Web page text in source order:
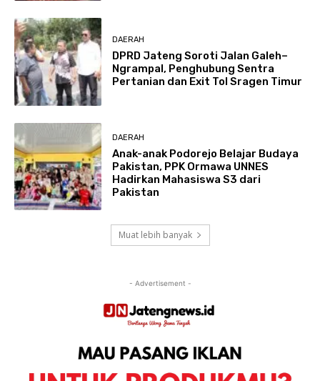
DAERAH
DPRD Jateng Soroti Jalan Galeh–
Ngrampal, Penghubung Sentra
Pertanian dan Exit Tol Sragen Timur
DAERAH
Anak-anak Podorejo Belajar Budaya
Pakistan, PPK Ormawa UNNES
Hadirkan Mahasiswa S3 dari
Pakistan
Muat lebih banyak
- Advertisement -